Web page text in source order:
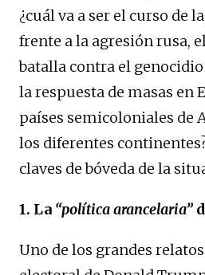
¿cuál va a ser el curso de
frente a la agresión rusa,
batalla contra el
la respuesta de masas en
países semicoloniales de
los diferentes
claves de bóveda de la
1. La “política arancelaria”
Uno de los grandes